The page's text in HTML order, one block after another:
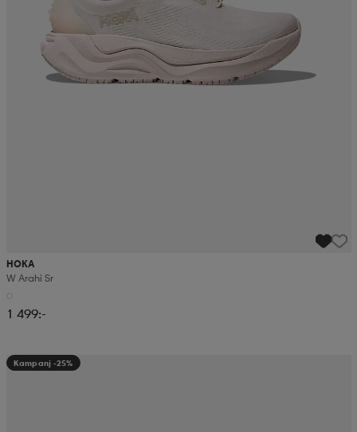
HOKA
W Arahi Sr
1 499:-
Kampanj -25%